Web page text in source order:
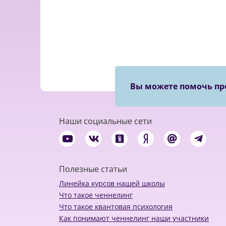
Вы можете помочь
Наши социальные сети
Полезные статьи
Линейка курсов нашей школы
Что такое ченнелинг
Что такое квантовая психология
Как понимают ченнелинг наши участники